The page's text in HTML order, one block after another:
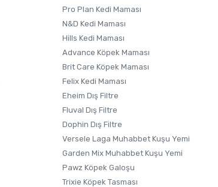
Pro Plan Kedi Maması
N&D Kedi Maması
Hills Kedi Maması
Advance Köpek Maması
Brit Care Köpek Maması
Felix Kedi Maması
Eheim Dış Filtre
Fluval Dış Filtre
Dophin Dış Filtre
Versele Laga Muhabbet Kuşu Yemi
Garden Mix Muhabbet Kuşu Yemi
Pawz Köpek Galoşu
Trixie Köpek Tasması